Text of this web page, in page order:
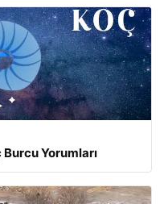
Burcu Yorumları